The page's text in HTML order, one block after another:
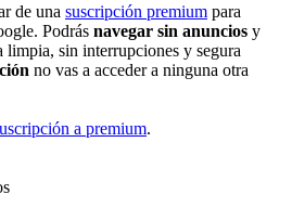
de una suscripción premium para
Podrás navegar sin anuncios y
limpia, sin interrupciones y segura
no vas a acceder a ninguna otra
a premium.